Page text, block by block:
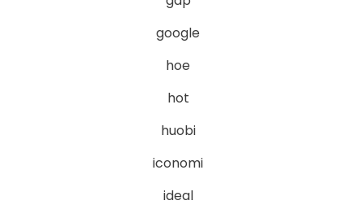
google
hoe
hot
huobi
iconomi
ideal